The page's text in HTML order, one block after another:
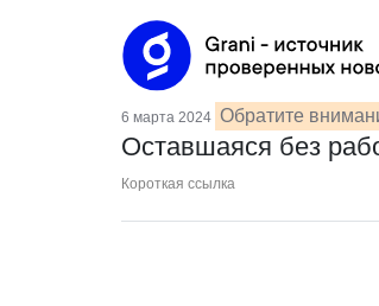
6 марта 2024 Обратите
Оставшаяся без
Короткая ссылка